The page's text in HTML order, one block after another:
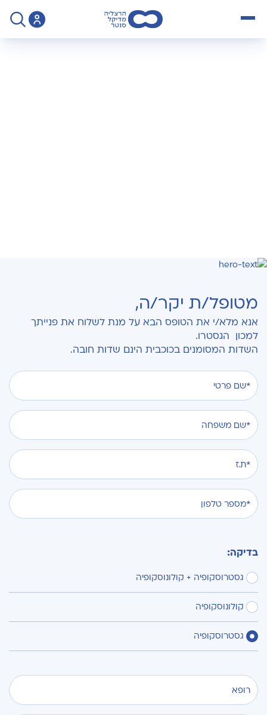
מטופל/ת יקר/ה,
אנא מלא/י את הטופס הבא על מנת לשלוח את פנייתך
למכון הגסטרו.
השדות המסומנים בכוכבית הינם שדות חובה.
בדיקה:
גסטרוסקופיה + קולונוסקופיה
קולונוסקופיה
גסטרוסקופיה